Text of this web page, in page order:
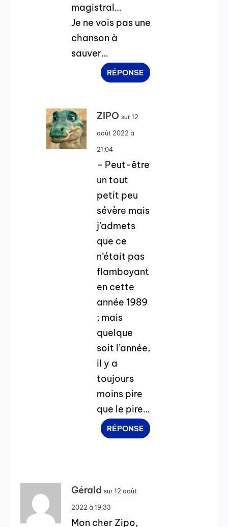
magistral…
Je ne vois pas une
chanson à
sauver…
RÉPONSE
ZIPO sur 12
août 2022 à
21:04
– Peut-être
un tout
petit peu
sévère mais
j’admets
que ce
n’était pas
flamboyant
en cette
année 1989
; mais
quelque
soit l’année,
il y a
toujours
moins pire
que le pire…
RÉPONSE
Gérald sur 12 août
2022 à 19:33
Mon cher Zipo,